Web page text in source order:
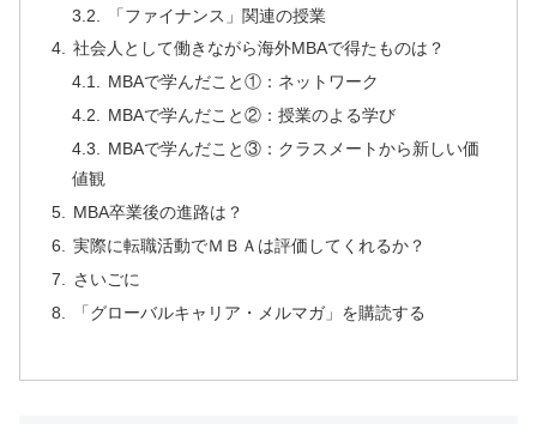
「ファイナンス」関連の授業
社会人として働きながら海外MBAで得たものは？
MBAで学んだこと①：ネットワーク
MBAで学んだこと②：授業のよる学び
MBAで学んだこと③：クラスメートから新しい価
値観
MBA卒業後の進路は？
実際に転職活動でＭＢＡは評価してくれるか？
さいごに
「グローバルキャリア・メルマガ」を購読する